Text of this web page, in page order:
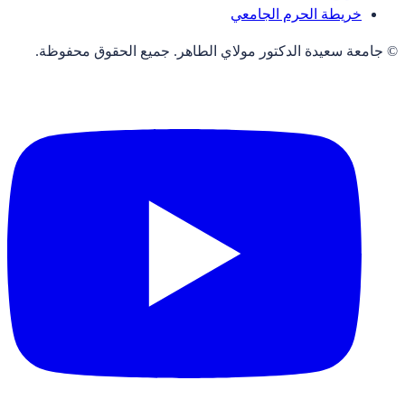
خريطة الحرم الجامعي
© جامعة سعيدة الدكتور مولاي الطاهر. جميع الحقوق محفوظة.